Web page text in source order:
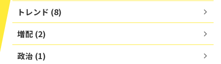
トレンド (8)
増配 (2)
政治 (1)